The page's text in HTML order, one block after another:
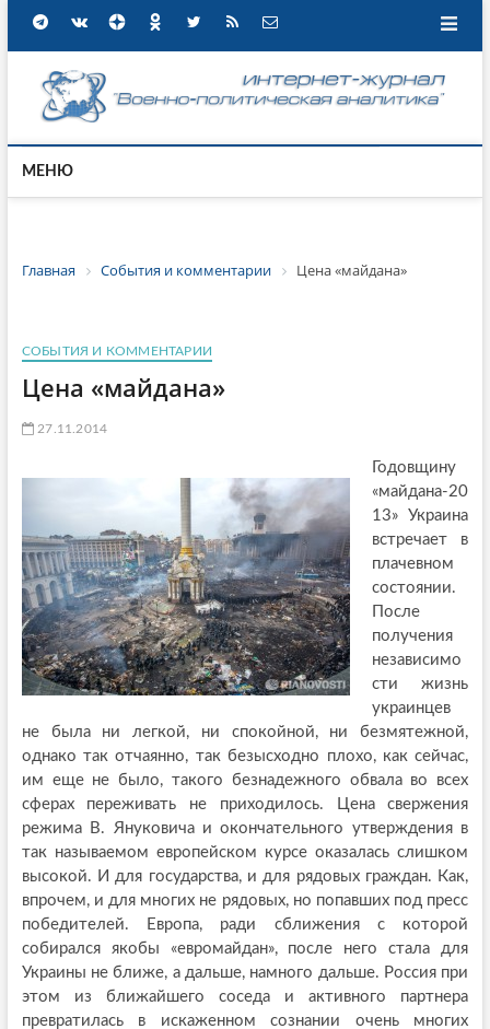
МЕНЮ
Главная События и комментарии Цена «майдана»
СОБЫТИЯ И КОММЕНТАРИИ
Цена «майдана»
27.11.2014
Годовщину
«майдана-20
13» Украина
встречает в
плачевном
состоянии.
После
получения
независимо
сти жизнь
украинцев
не была ни легкой, ни спокойной, ни безмятежной,
однако так отчаянно, так безысходно плохо, как сейчас,
им еще не было, такого безнадежного обвала во всех
сферах переживать не приходилось. Цена свержения
режима В. Януковича и окончательного утверждения в
так называемом европейском курсе оказалась слишком
высокой. И для государства, и для рядовых граждан. Как,
впрочем, и для многих не рядовых, но попавших под пресс
победителей. Европа, ради сближения с которой
собирался якобы «евромайдан», после него стала для
Украины не ближе, а дальше, намного дальше. Россия при
этом из ближайшего соседа и активного партнера
превратилась в искаженном сознании очень многих